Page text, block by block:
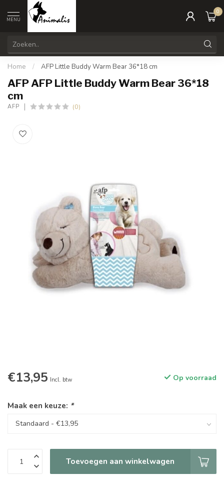
MENU
0
Home / AFP Little Buddy Warm Bear 36*18 cm
AFP AFP Little Buddy Warm Bear 36*18
cm
AFP (0)
€13,95 Incl. btw Op voorraad
Maak een keuze: *
Toevoegen aan winkelwagen